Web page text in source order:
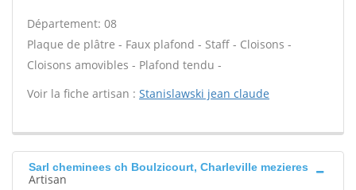
Département: 08
Plaque de plâtre - Faux plafond - Staff - Cloisons -
Cloisons amovibles - Plafond tendu -
Voir la fiche artisan : Stanislawski jean claude
Sarl cheminees ch Boulzicourt, Charleville mezieres
Artisan